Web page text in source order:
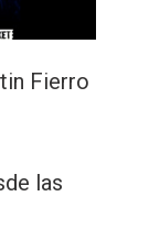
Fierro
las